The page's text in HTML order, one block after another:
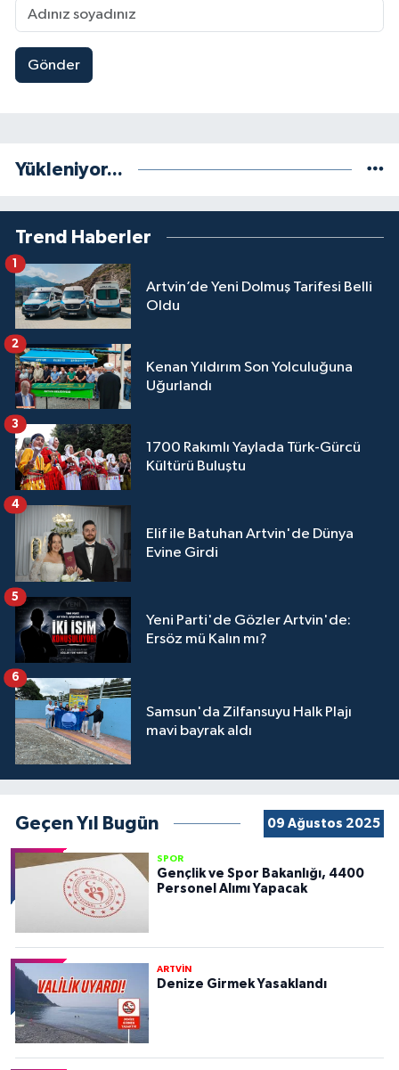
Gönder
Yükleniyor...
Trend Haberler
Artvin’de Yeni Dolmuş Tarifesi Belli
Oldu
1
Kenan Yıldırım Son Yolculuğuna
Uğurlandı
2
1700 Rakımlı Yaylada Türk-Gürcü
Kültürü Buluştu
3
Elif ile Batuhan Artvin'de Dünya
Evine Girdi
4
Yeni Parti'de Gözler Artvin'de:
Ersöz mü Kalın mı?
5
Samsun'da Zilfansuyu Halk Plajı
mavi bayrak aldı
6
Geçen Yıl Bugün 09 Ağustos 2025
SPOR
Gençlik ve Spor Bakanlığı, 4400
Personel Alımı Yapacak
ARTVİN
Denize Girmek Yasaklandı